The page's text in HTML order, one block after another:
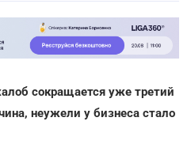
сокращается уже третий
неужели у бизнеса стало